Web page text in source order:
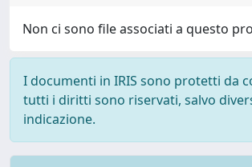
Non ci sono file associati a questo
I documenti in IRIS sono protetti da
tutti i diritti sono riservati, salvo
indicazione.